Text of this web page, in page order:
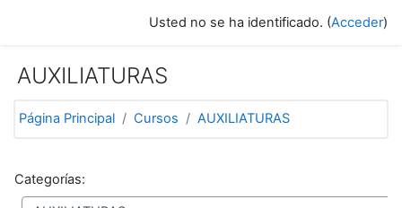
Usted no se ha identificado. (Acceder)
AUXILIATURAS
Página Principal Cursos AUXILIATURAS
Categorías: